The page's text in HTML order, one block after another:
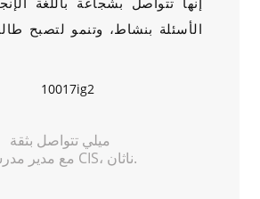
إنها تتواصل بشجاعة باللغة
الأسئلة بنشاط، وتنمو لتصبح
ميلي تتواصل بثقة
مع مدير مدرسة CIS، ناثان.